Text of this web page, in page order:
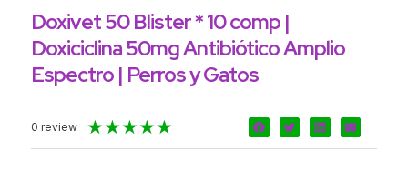
Doxivet 50 Blister * 10 comp |
Doxiciclina 50mg Antibiótico Amplio
Espectro | Perros y Gatos
0 review ★★★★★
con